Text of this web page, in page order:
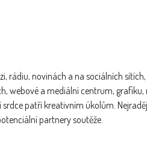
rádiu, novinách a na sociálních
webové a mediální centrum,
patří kreativním úkolům.
partnery soutěže.